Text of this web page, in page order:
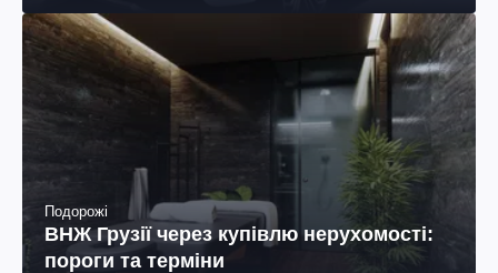
Подорожі
ВНЖ Грузії через купівлю нерухомості:
пороги та терміни